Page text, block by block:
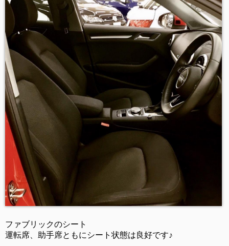
ファブリックのシート
運転席、助手席ともにシート状態は良好です♪